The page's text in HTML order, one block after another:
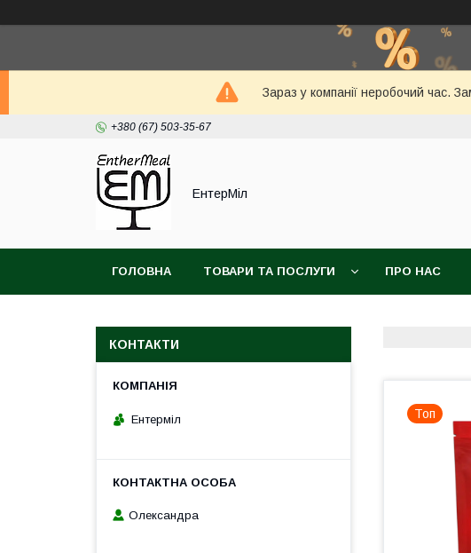
Зараз у компанії неробочий час.
+380 (67) 503-35-67
ЕнтерМіл
ГОЛОВНА ТОВАРИ ТА ПОСЛУГИ ПРО НАС
Топ
КОНТАКТИ
Ентерміл
Олександра